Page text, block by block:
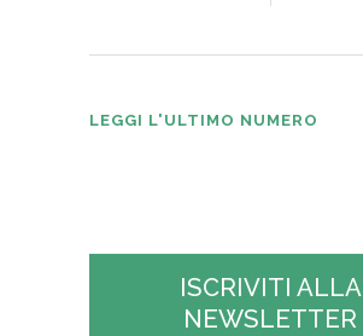
LEGGI L'ULTIMO NUMERO
ISCRIVITI ALLA
NEWSLETTER